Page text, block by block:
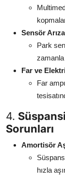
Sensör
Park
zamanla
Far ve
Far
4.
Sorunları
Amortisör
hızla